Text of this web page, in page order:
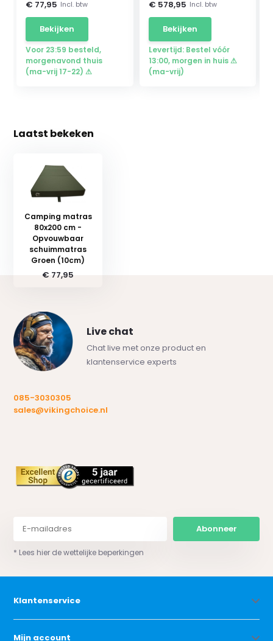
€ 77,95 Incl. btw
Bekijken
Voor 23:59 besteld,
morgenavond thuis
(ma-vrij 17-22) ⚠
€ 578,95 Incl. btw
Bekijken
Levertijd: Bestel vóór
13:00, morgen in huis ⚠
(ma-vrij)
Laatst bekeken
Camping matras
80x200 cm -
Opvouwbaar
schuimmatras
Groen (10cm)
€ 77,95
Live chat
Chat live met onze product en
klantenservice experts
085-3030305
sales@vikingchoice.nl
Abonneer
* Lees hier de wettelijke beperkingen
Klantenservice
Mijn account